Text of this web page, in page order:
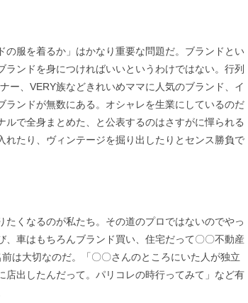
服を着るか」はかなり重要な問題だ。ブランドとい
ンドを身につければいいというわけではない。行列
ー、VERY族などきれいめママに人気のブランド、イ
ンドが無数にある。オシャレを生業にしているのだ
で全身まとめた、と公表するのはさすがに憚られる
れたり、ヴィンテージを掘り出したりとセンス勝負で
くなるのが私たち。その道のプロではないのでやっ
車はもちろんブランド買い、住宅だって〇〇不動産
は大切なのだ。「〇〇さんのところにいた人が独立
出したんだって。パリコレの時行ってみて」など有